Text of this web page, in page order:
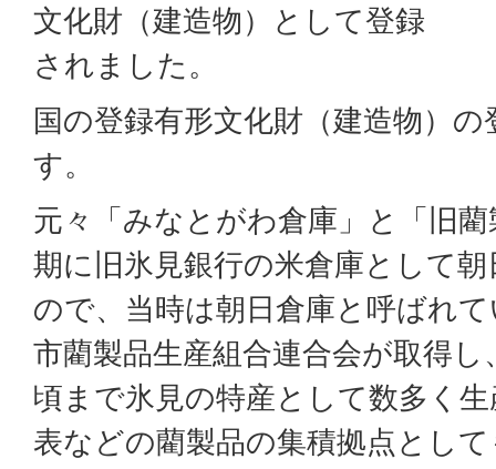
文化財（建造物）として登録
されました。
国の登録有形文化財（建造物）
す。
元々「みなとがわ倉庫」と「旧
期に旧氷見銀行の米倉庫として
ので、当時は朝日倉庫と呼ばれ
市藺製品生産組合連合会が取得
頃まで氷見の特産として数多く
表などの藺製品の集積拠点とし